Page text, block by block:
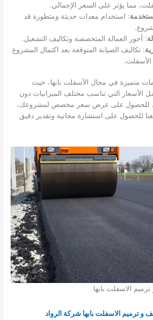
مما يؤثر على السعر الإجمالي.
: استخدام معدات حديثة ومتطورة قد
: أجور العمالة المتخصصة وتكاليف التشغيل.
: تكاليف الصيانة المتوقعة بعد اكتمال المشروع
متميزة في مجال الأسفلت بابها، حيث
التي تناسب مختلف الميزانيات دون
للحصول على عرض سعر مخصص لمشروعك،
للحصول على استشارة مجانية وتقدير دقيق
الاسفلت بابها
و ترميم الاسفلت بابها شركة الرواد